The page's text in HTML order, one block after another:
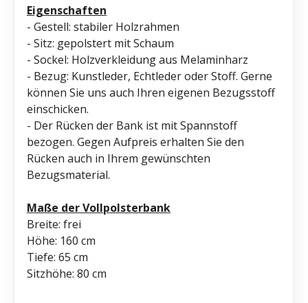
Eigenschaften
- Gestell: stabiler Holzrahmen
- Sitz: gepolstert mit Schaum
- Sockel: Holzverkleidung aus Melaminharz
- Bezug: Kunstleder, Echtleder oder Stoff. Gerne
können Sie uns auch Ihren eigenen Bezugsstoff
einschicken.
- Der Rücken der Bank ist mit Spannstoff
bezogen. Gegen Aufpreis erhalten Sie den
Rücken auch in Ihrem gewünschten
Bezugsmaterial.
Maße der Vollpolsterbank
Breite: frei
Höhe: 160 cm
Tiefe: 65 cm
Sitzhöhe: 80 cm